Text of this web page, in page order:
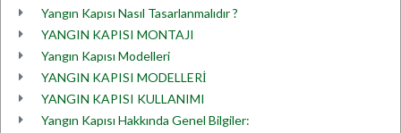
Yangın Kapısı Nasıl Tasarlanmalıdır ?
YANGIN KAPISI MONTAJI
Yangın Kapısı Modelleri
YANGIN KAPISI MODELLERİ
YANGIN KAPISI KULLANIMI
Yangın Kapısı Hakkında Genel Bilgiler: